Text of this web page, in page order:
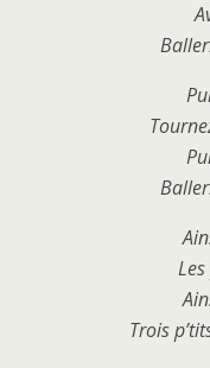
Trois